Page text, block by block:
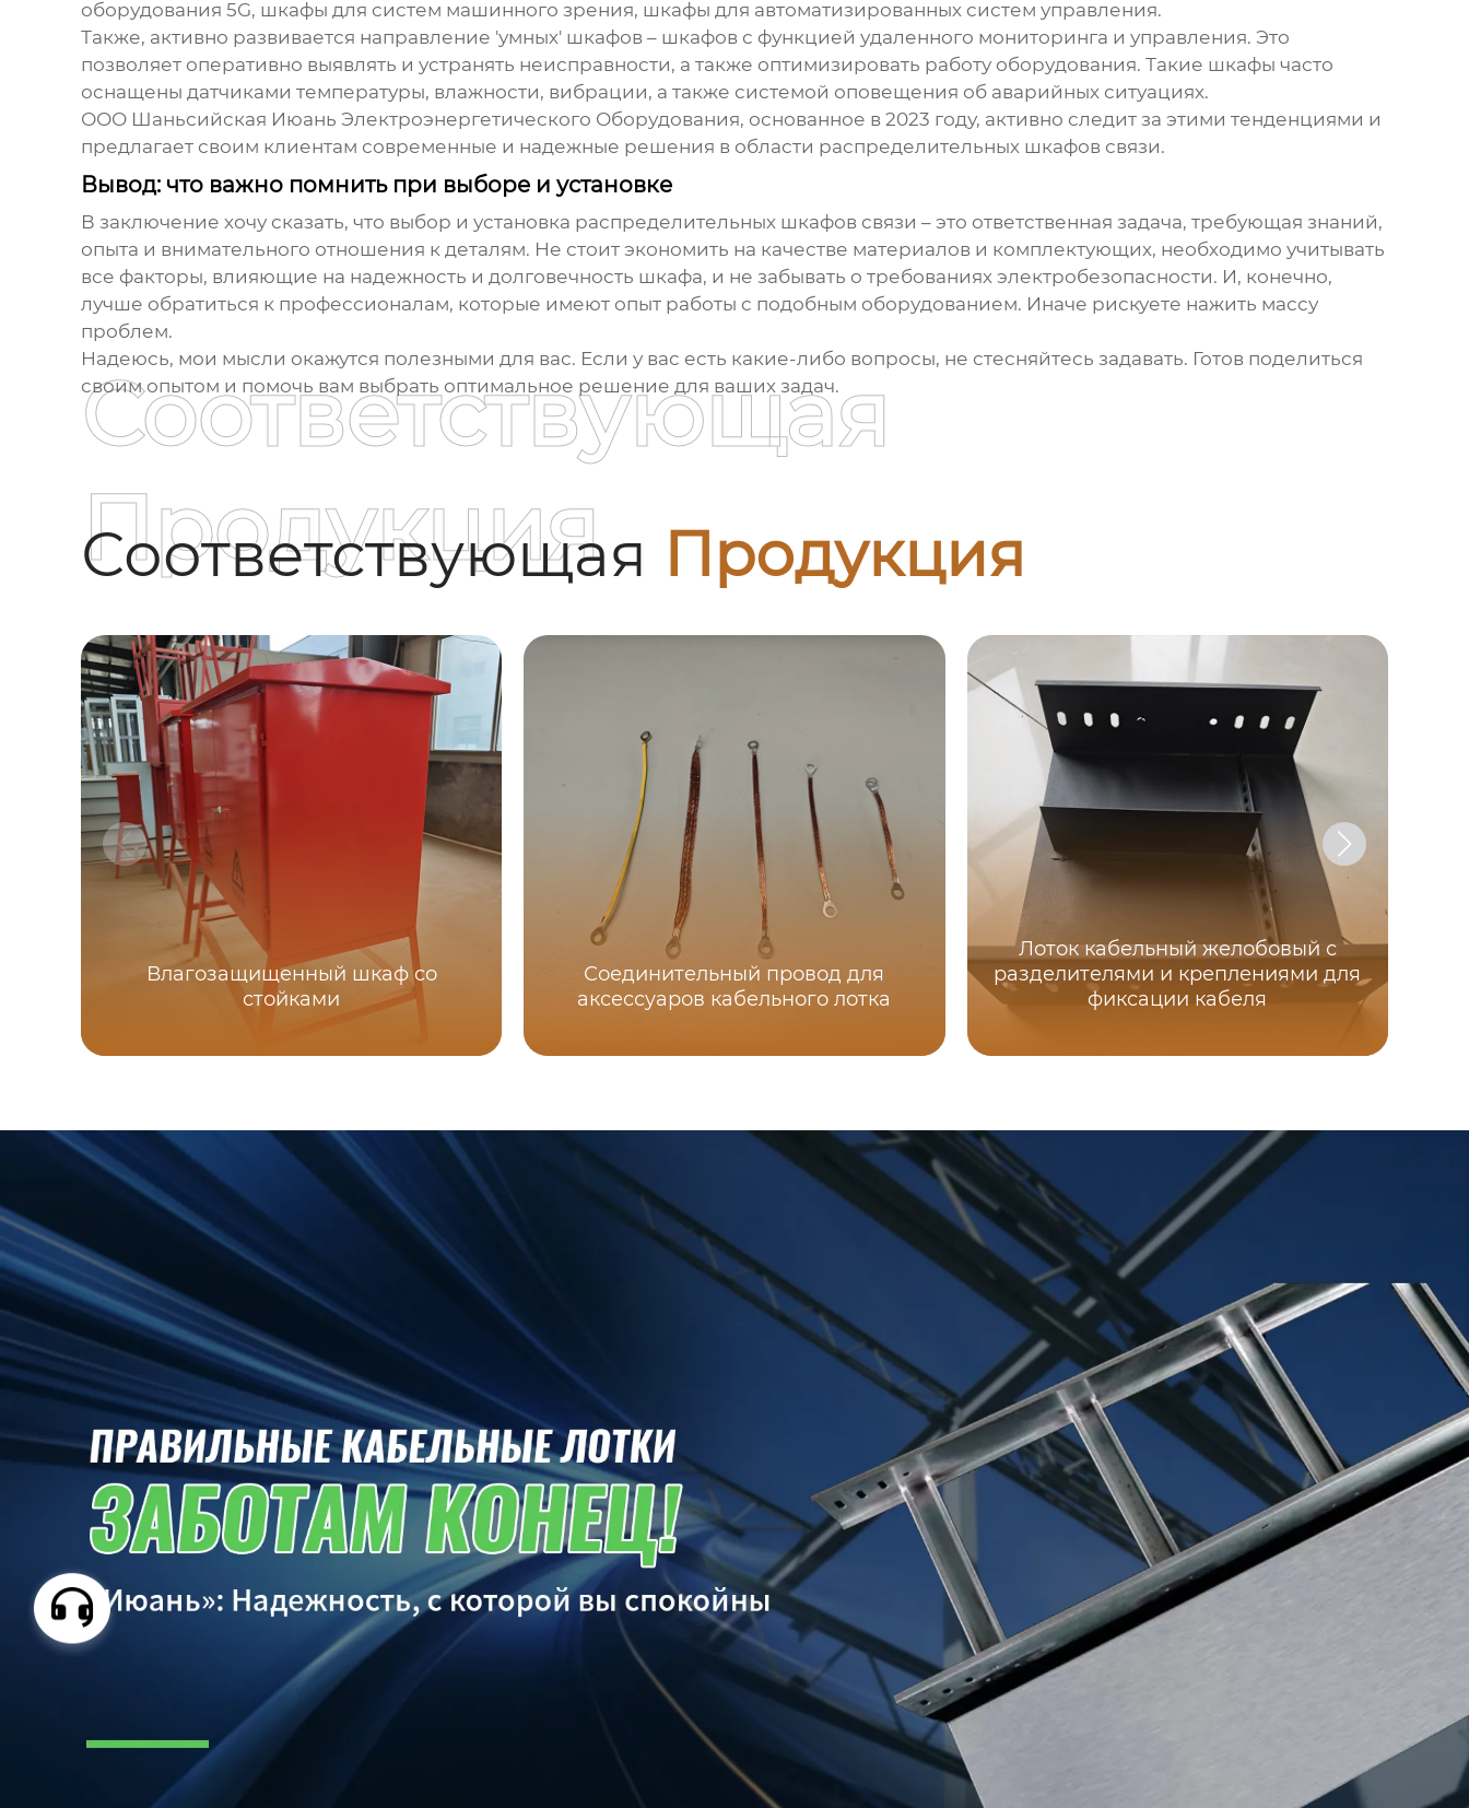
оборудования 5G, шкафы для систем машинного зрения, шкафы для автоматизированных систем управления.
Также, активно развивается направление 'умных' шкафов – шкафов с функцией удаленного мониторинга и управления. Это
позволяет оперативно выявлять и устранять неисправности, а также оптимизировать работу оборудования. Такие шкафы часто
оснащены датчиками температуры, влажности, вибрации, а также системой оповещения об аварийных ситуациях.
ООО Шаньсийская Июань Электроэнергетического Оборудования, основанное в 2023 году, активно следит за этими тенденциями и
предлагает своим клиентам современные и надежные решения в области распределительных шкафов связи.
Вывод: что важно помнить при выборе и установке
В заключение хочу сказать, что выбор и установка распределительных шкафов связи – это ответственная задача, требующая знаний,
опыта и внимательного отношения к деталям. Не стоит экономить на качестве материалов и комплектующих, необходимо учитывать
все факторы, влияющие на надежность и долговечность шкафа, и не забывать о требованиях электробезопасности. И, конечно,
лучше обратиться к профессионалам, которые имеют опыт работы с подобным оборудованием. Иначе рискуете нажить массу
проблем.
Надеюсь, мои мысли окажутся полезными для вас. Если у вас есть какие-либо вопросы, не стесняйтесь задавать. Готов поделиться
своим опытом и помочь вам выбрать оптимальное решение для ваших задач.
Соответствующая Продукция
Соответствующая
Продукция
Влагозащищенный шкаф со
стойками
Соединительный провод для
аксессуаров кабельного лотка
Лоток кабельный желобовый с
разделителями и креплениями для
фиксации кабеля